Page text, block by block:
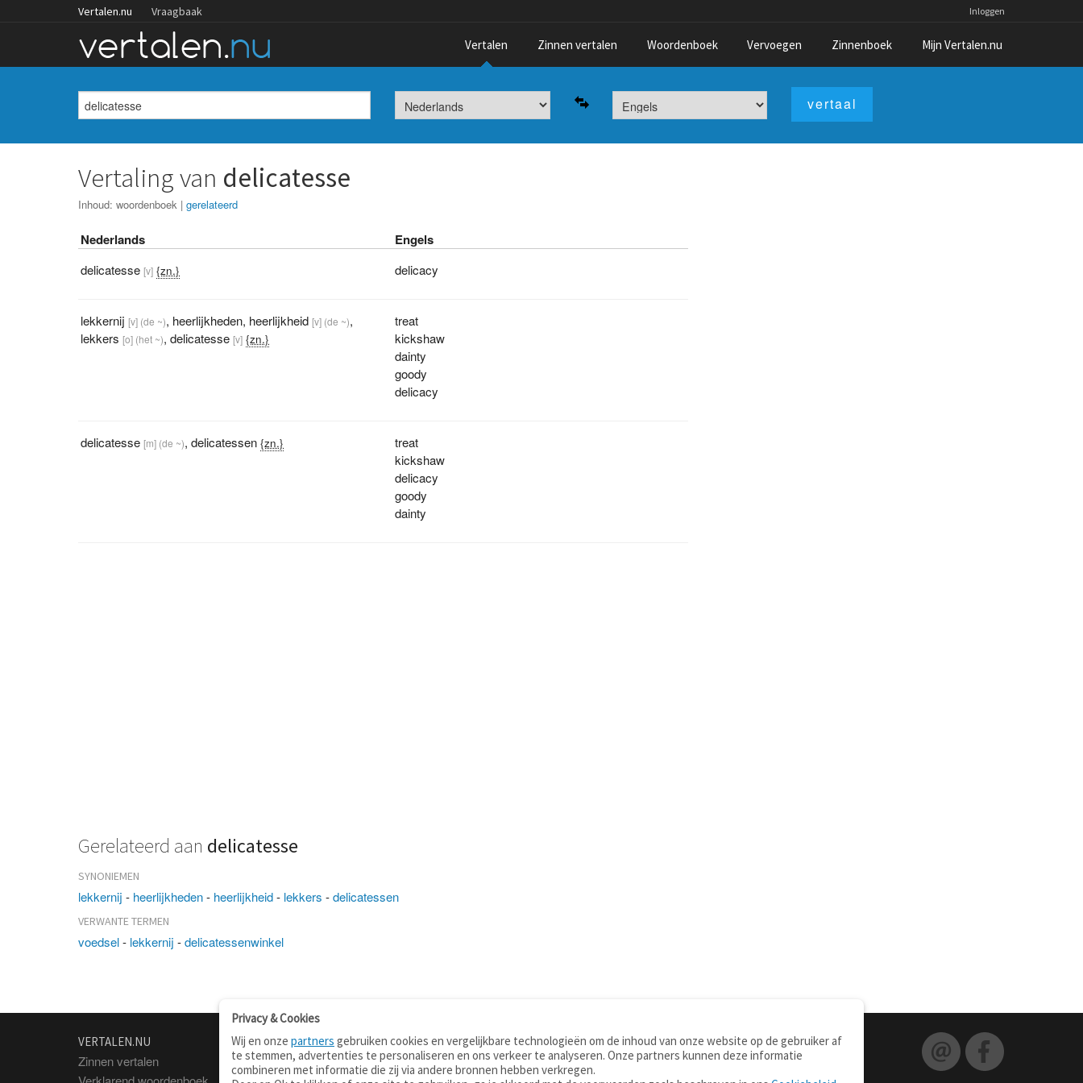
Vertalen.nu Vraagbaak Inloggen
Vertalen Zinnen vertalen Woordenboek Vervoegen Zinnenboek Mijn Vertalen.nu
Vertaling van delicatesse
Inhoud:woordenboek |gerelateerd
Nederlands Engels
delicatesse [v] {zn.} delicacy
lekkernij [v] (de ~), heerlijkheden, heerlijkheid [v] (de ~),
lekkers [o] (het ~),delicatesse [v] {zn.}
treat
kickshaw
dainty
goody
delicacy
delicatesse [m] (de ~),delicatessen {zn.}
treat
kickshaw
delicacy
goody
dainty
Gerelateerd aan delicatesse
SYNONIEMEN
lekkernij - heerlijkheden- heerlijkheid- lekkers -delicatessen
VERWANTE TERMEN
voedsel- lekkernij -delicatessenwinkel
VERTALEN.NU
Zinnen vertalen
OVER
Over deze site
TOOLS
Apps
WOORDENBOEKEN
Nederlands - Engels
Privacy & Cookies
Wij en onze partners gebruiken cookies en vergelijkbare technologieën om de inhoud van onze website op de gebruiker af
te stemmen, advertenties te personaliseren en ons verkeer te analyseren. Onze partners kunnen deze informatie
combineren met informatie die zij via andere bronnen hebben verkregen.